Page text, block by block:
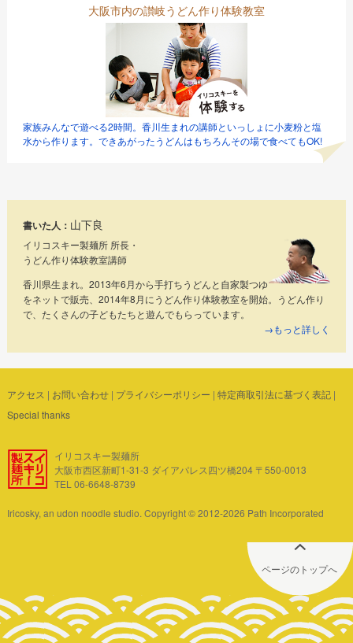
大阪市内の讃岐うどん作り体験教室
家族みんなで遊べる2時間。香川生まれの講師といっしょに小麦粉と塩
水から作ります。できあがったうどんはもちろんその場で食べてもOK!
書いた人： 山下良
イリコスキー製麺所 所長・
うどん作り体験教室講師
香川県生まれ。2013年6月から手打ちうどんと自家製つゆ
をネットで販売、2014年8月にうどん作り体験教室を開始。うどん作り
で、たくさんの子どもたちと遊んでもらっています。
→もっと詳しく
アクセス | お問い合わせ| プライバシーポリシー | 特定商取引法に基づく表記|
Special thanks
イリコスキー製麺所
大阪市西区新町1-31-3 ダイアパレス四ツ橋204 〒550-0013
TEL 06-6648-8739
Iricosky, an udon noodle studio. Copyright © 2012-2026 Path Incorporated
ページのトップへ